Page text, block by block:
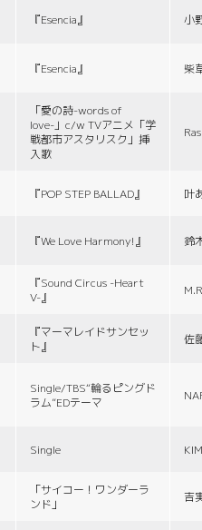
『Esencia』 小
『Esencia』 柴
「愛の詩-words of
love-」c/w TVアニメ「学
戦都市アスタリスク」挿
入歌
『POP STEP BALLAD』 叶
『We Love Harmony!』 鈴
『Sound Circus -Heart
V-』
『マーマレイドサンセッ
ト』
佐
Single/TBS“輪るピングド
ラム”EDテーマ
Single
「サイコー！ワンダーラ
ンド」
吉